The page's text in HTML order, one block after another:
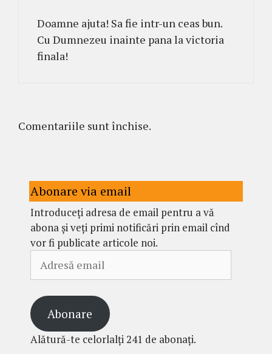
Doamne ajuta! Sa fie intr-un ceas bun.
Cu Dumnezeu inainte pana la victoria
finala!
Comentariile sunt închise.
Abonare via email
Introduceți adresa de email pentru a vă
abona și veți primi notificări prin email cînd
vor fi publicate articole noi.
email
Abonare
Alătură-te celorlalți 241 de abonați.